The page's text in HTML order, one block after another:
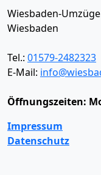
Wiesbaden-
Wiesbaden
Tel.: 01579-2482323
E-Mail:
Öffnungszeiten:
Impressum
Datenschutz